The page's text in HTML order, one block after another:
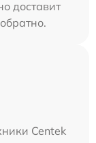
доставит
Centek